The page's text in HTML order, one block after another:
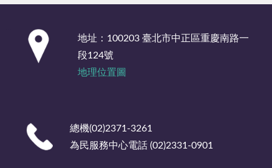
地址：100203 臺北市中正區重慶南路一
段124號
地理位置圖
總機(02)2371-3261
為民服務中心電話 (02)2331-0901